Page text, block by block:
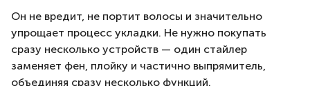
Он не вредит, не портит волосы и значительно
упрощает процесс укладки. Не нужно покупать
сразу несколько устройств — один стайлер
заменяет фен, плойку и частично выпрямитель,
объединяя сразу несколько функций.